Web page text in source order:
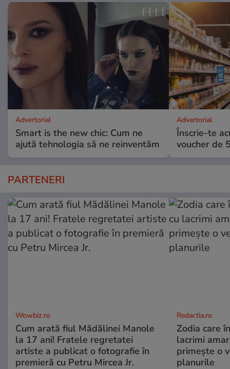
Advertorial
Smart is the new chic: Cum ne
ajută tehnologia să ne reinventăm
Advertorial
Înscrie-te
voucher de
PARTENERI
Wowbiz.ro
Cum arată fiul Mădălinei Manole
la 17 ani! Fratele regretatei
artiste a publicat o fotografie în
premieră cu Petru Mircea Jr.
Redactia.ro
Zodia care
lacrimi
primește o
planurile